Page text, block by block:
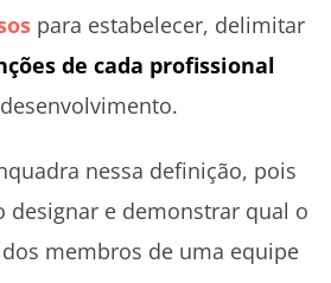
para estabelecer, delimitar
de cada profissional
nessa definição, pois
designar e demonstrar qual o
membros de uma equipe